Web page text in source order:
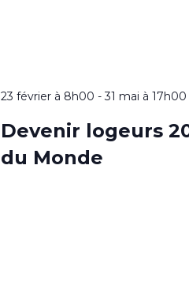
23 février à 8h00 -31 mai à 17h00
Devenir logeurs
du Monde